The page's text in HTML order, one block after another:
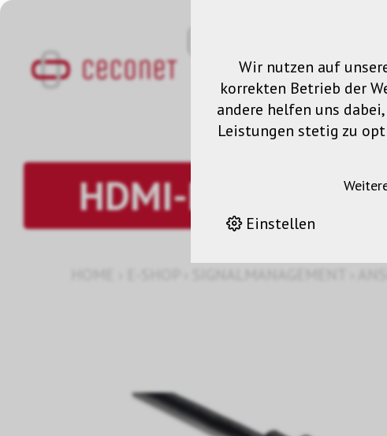
HDMI-HDMI
Wir nutzen auf
korrekten Betrieb der
andere helfen uns
Leistungen stetig zu
Einstellen